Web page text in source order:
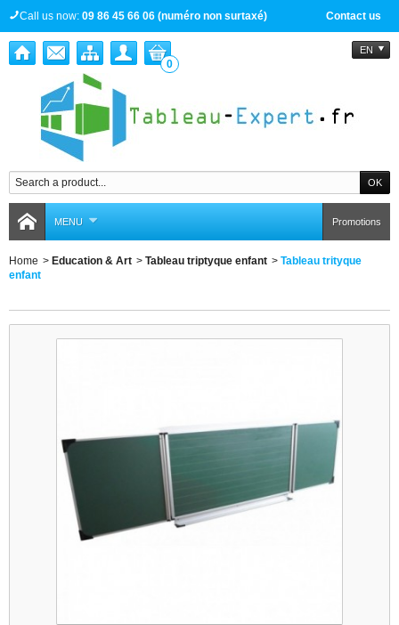
Contact us
Call us now: 09 86 45 66 06 (numéro non surtaxé)
EN
0
MENU Promotions
Home > Education & Art > Tableau triptyque enfant > Tableau trityque
enfant